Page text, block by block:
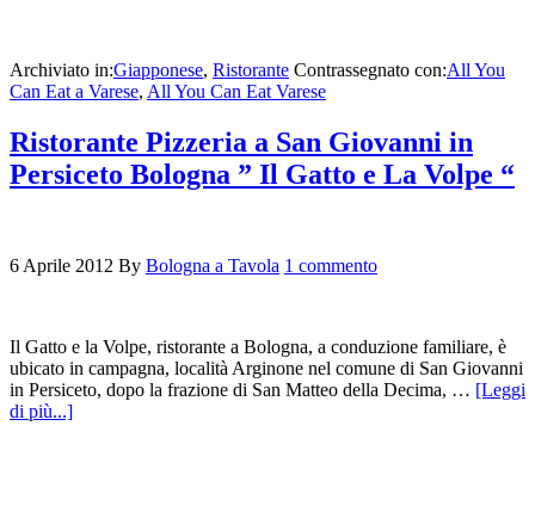
Archiviato in:Giapponese, Ristorante Contrassegnato con:All You
Can Eat a Varese, All You Can Eat Varese
Ristorante Pizzeria a San Giovanni in
Persiceto Bologna ” Il Gatto e La Volpe “
6 Aprile 2012 By Bologna a Tavola 1 commento
Il Gatto e la Volpe, ristorante a Bologna, a conduzione familiare, è
ubicato in campagna, località Arginone nel comune di San Giovanni
in Persiceto, dopo la frazione di San Matteo della Decima, … [Leggi
di più...]